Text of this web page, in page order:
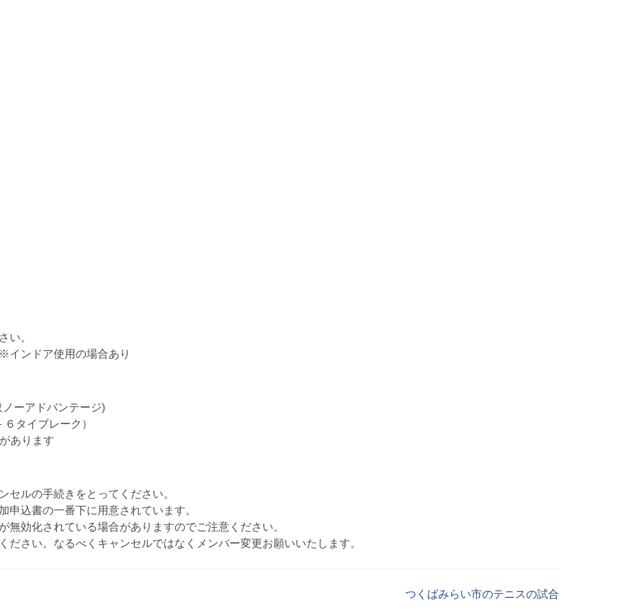
い。
インドア使用の場合あり
ーアドバンテージ)
タイブレーク）
あります
セルの手続きをとってください。
申込書の一番下に用意されています。
効化されている場合がありますのでご注意ください。
ださい。なるべくキャンセルではなくメンバー変更お願いいたします。
つくばみらい市のテニスの試合